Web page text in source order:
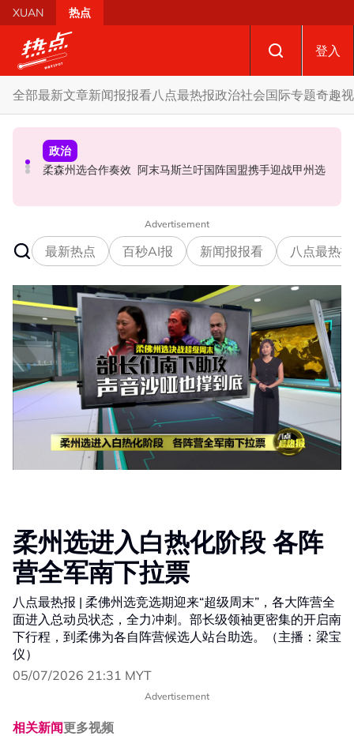
Skip to main content
XUAN 热点
登入
全部最新文章新闻报报看八点最热报政治社会国际专题奇趣
社会
摩托车况欠佳、骑士疲劳肇祸 RXZ主办方否认非法飙车引
政治
柔森州选合作奏效 阿末马斯兰吁国阵国盟携手迎战甲州选
财经
SST成华商远离希盟因素？ 阿末马斯兰：华裔商家更倾向
Advertisement
最新热点 百秒AI报 新闻报报看 八点最热报
柔州选进入白热化阶段 各阵
营全军南下拉票
八点最热报 | 柔佛州选竞选期迎来“超级周末”，各大阵营全
面进入总动员状态，全力冲刺。部长级领袖更密集的开启南
下行程，到柔佛为各自阵营候选人站台助选。（主播：梁宝
仪）
05/07/2026 21:31 MYT
Advertisement
相关新闻更多视频